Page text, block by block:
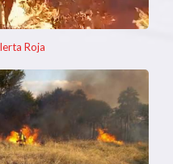
Roja